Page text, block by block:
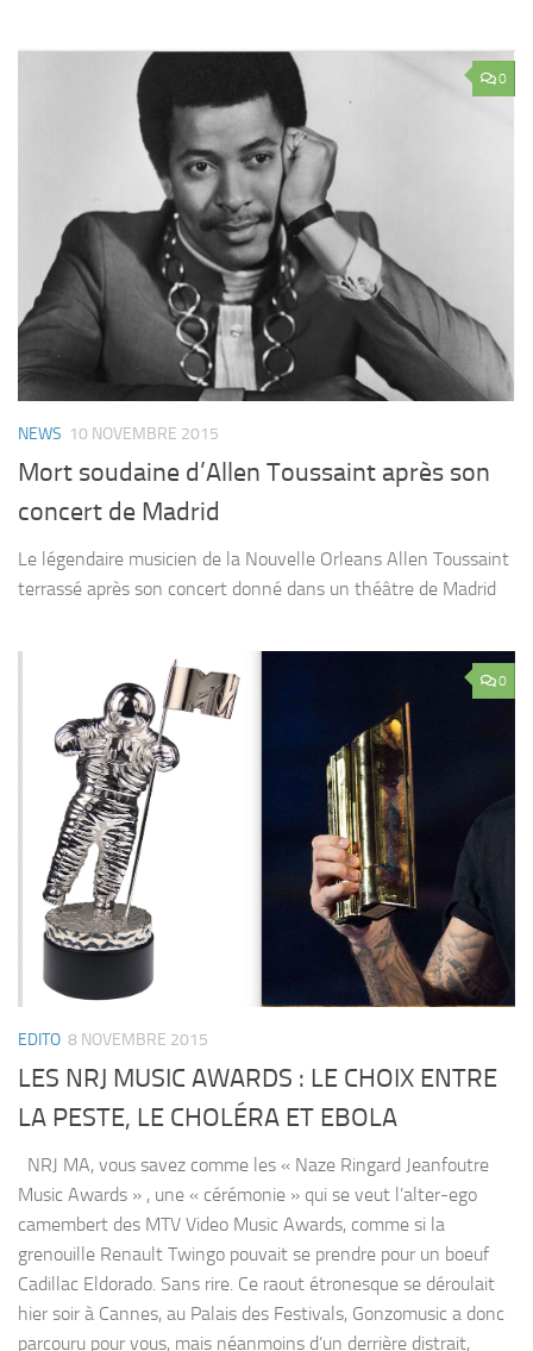
0
NEWS 10 NOVEMBRE 2015
Mort soudaine d’Allen Toussaint après son
concert de Madrid
Le légendaire musicien de la Nouvelle Orleans Allen Toussaint
terrassé après son concert donné dans un théâtre de Madrid
0
EDITO 8 NOVEMBRE 2015
LES NRJ MUSIC AWARDS : LE CHOIX ENTRE
LA PESTE, LE CHOLÉRA ET EBOLA
NRJ MA, vous savez comme les « Naze Ringard Jeanfoutre
Music Awards » , une « cérémonie » qui se veut l’alter-ego
camembert des MTV Video Music Awards, comme si la
grenouille Renault Twingo pouvait se prendre pour un boeuf
Cadillac Eldorado. Sans rire. Ce raout étronesque se déroulait
hier soir à Cannes, au Palais des Festivals, Gonzomusic a donc
parcouru pour vous, mais néanmoins d’un derrière distrait,